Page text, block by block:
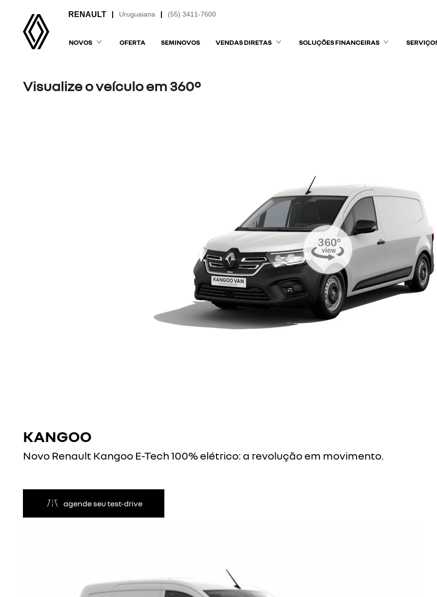
(55) 3411-7600
Uruguaiana
NOVOS OFERTA SEMINOVOS VENDAS DIRETAS SOLUÇÕES FINANCEIRAS
Visualize o veículo em 360°
KANGOO
Novo Renault Kangoo E-Tech 100% elétrico: a revolução em movimento.
agende seu test-drive